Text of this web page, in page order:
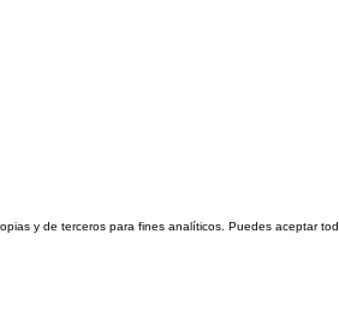
y de terceros para fines analíticos. Puedes aceptar